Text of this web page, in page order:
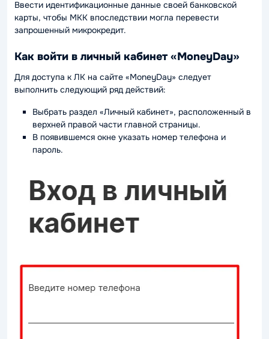
Ввести идентификационные данные своей банковской
карты, чтобы МКК впоследствии могла перевести
запрошенный микрокредит.
Как войти в личный кабинет «MoneyDay»
Для доступа к ЛК на сайте «MoneyDay» следует
выполнить следующий ряд действий:
Выбрать раздел «Личный кабинет», расположенный в
верхней правой части главной страницы.
В появившемся окне указать номер телефона и
пароль.